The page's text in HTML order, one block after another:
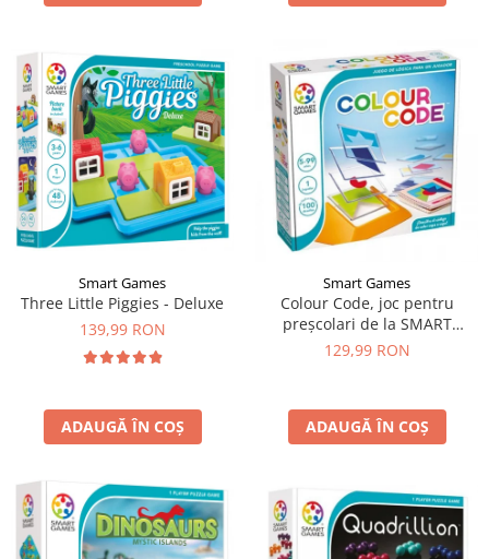
Smart Games
Three Little Piggies - Deluxe
139,99 RON
ADAUGĂ ÎN COȘ
Smart Games
Colour Code, joc pentru
preșcolari de la SMART
GAMES
129,99 RON
ADAUGĂ ÎN COȘ